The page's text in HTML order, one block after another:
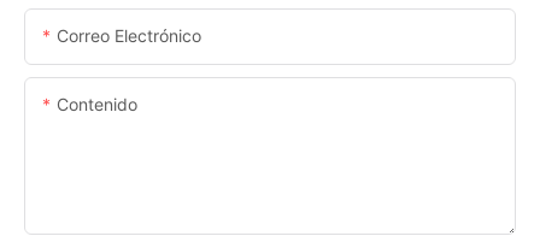
Correo Electrónico
Contenido